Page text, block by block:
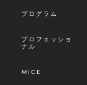
プログラム
プロフェッショ
ナル
MICE